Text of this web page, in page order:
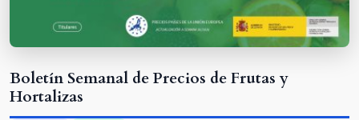
Boletín Semanal de Precios de Frutas y
Hortalizas